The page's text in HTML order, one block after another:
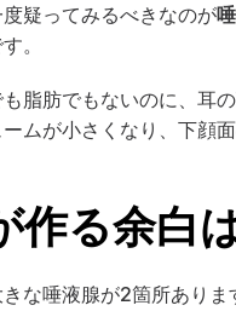
疑ってみるべきなのが
。
脂肪でもないのに、耳
ムが小さくなり、下顔
作る余白
な唾液腺が2箇所ありま